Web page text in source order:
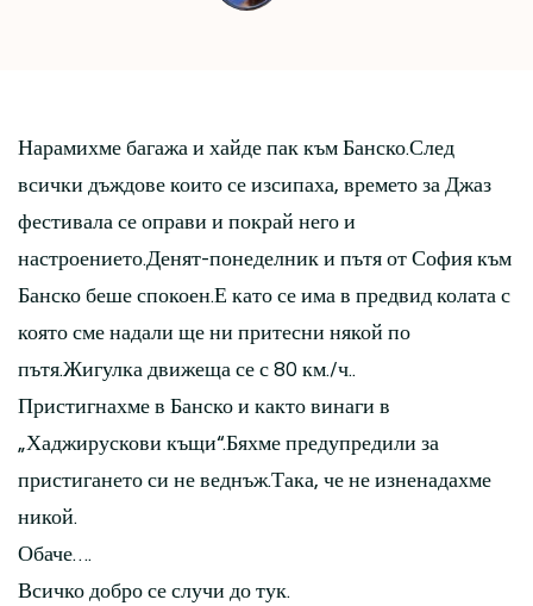
Нарамихме багажа и хайде пак към Банско.След
всички дъждове които се изсипаха, времето за Джаз
фестивала се оправи и покрай него и
настроението.Денят-понеделник и пътя от София към
Банско беше спокоен.Е като се има в предвид колата с
която сме надали ще ни притесни някой по
пътя.Жигулка движеща се с 80 км./ч..
Пристигнахме в Банско и както винаги в
„Хаджирускови къщи“.Бяхме предупредили за
пристигането си не веднъж.Така, че не изненадахме
никой.
Обаче….
Всичко добро се случи до тук.